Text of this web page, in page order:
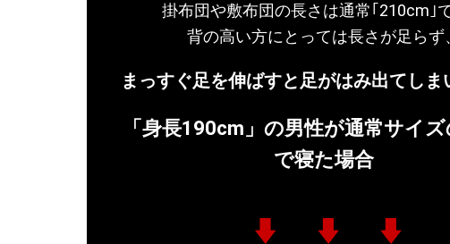
掛布団や敷布団の長さは通常｢210cm｣
背の高い方にとっては長さが足らず
まっすぐ足を伸ばすと足がはみ出てしま
「身長190cm」の男性が通常サイ
で寝た場合